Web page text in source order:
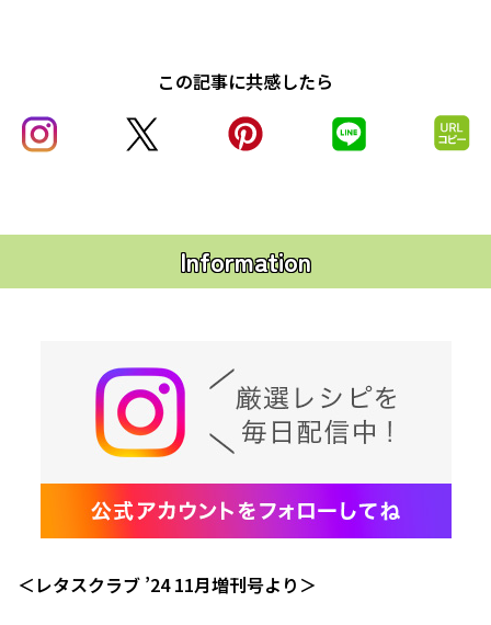
この記事に共感したら
Information
＜レタスクラブ ’24 11月増刊号より＞